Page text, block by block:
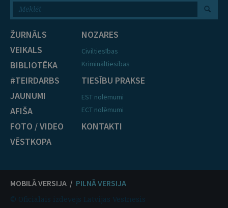
ŽURNĀLS
VEIKALS
BIBLIOTĒKA
#TEIRDARBS
JAUNUMI
AFIŠA
FOTO / VIDEO
VĒSTKOPA
NOZARES
Civiltiesības
Krimināltiesības
TIESĪBU PRAKSE
EST nolēmumi
ECT nolēmumi
KONTAKTI
MOBILĀ VERSIJA / PILNĀ VERSIJA
© Oficiālais izdevējs Latvijas Vēstnesis